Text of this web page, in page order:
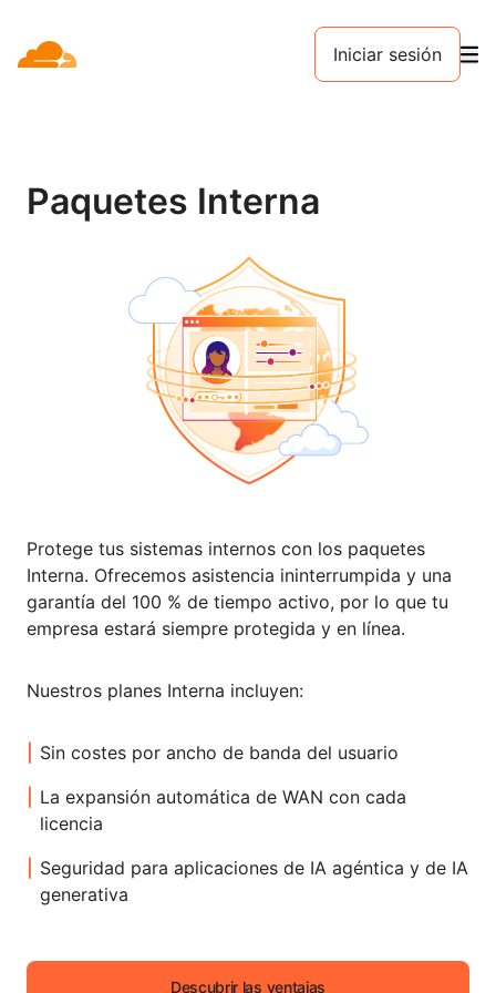
Iniciar sesión
Paquetes Interna
Protege tus sistemas internos con los paquetes
Interna. Ofrecemos asistencia ininterrumpida y una
garantía del 100 % de tiempo activo, por lo que tu
empresa estará siempre protegida y en línea.
Nuestros planes Interna incluyen:
Sin costes por ancho de banda del usuario
La expansión automática de WAN con cada
licencia
Seguridad para aplicaciones de IA agéntica y de IA
generativa
Descubrir las ventajas